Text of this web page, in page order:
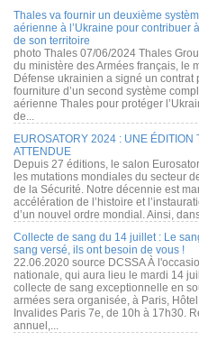
Thales va fournir un deuxième
aérienne à l’Ukraine pour contribuer
de son territoire
photo Thales 07/06/2024 Thales
du ministère des Armées français, le
Défense ukrainien a signé un contrat
fourniture d’un second système
aérienne Thales pour protéger
de...
EUROSATORY 2024 : UNE ÉDITION
ATTENDUE
Depuis 27 éditions, le salon
les mutations mondiales du secteur
de la Sécurité. Notre décennie est
accélération de l’histoire et
d’un nouvel ordre mondial. Ainsi,
Collecte de sang du 14 juillet : Le
sang versé, ils ont besoin de vous !
22.06.2020 source DCSSA À
nationale, qui aura lieu le mardi 14
collecte de sang exceptionnelle en
armées sera organisée, à Paris,
Invalides Paris 7e, de 10h à 17h30.
annuel,...